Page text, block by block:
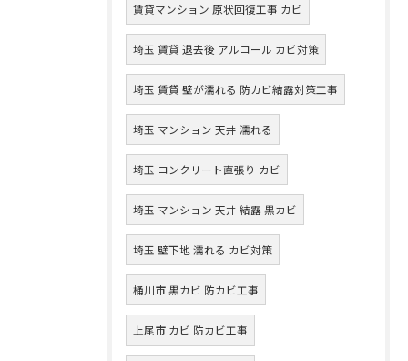
賃貸マンション 原状回復工事 カビ
埼玉 賃貸 退去後 アルコール カビ対策
埼玉 賃貸 壁が濡れる 防カビ結露対策工事
埼玉 マンション 天井 濡れる
埼玉 コンクリート直張り カビ
埼玉 マンション 天井 結露 黒カビ
埼玉 壁下地 濡れる カビ対策
桶川市 黒カビ 防カビ工事
上尾市 カビ 防カビ工事